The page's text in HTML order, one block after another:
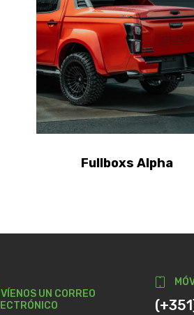
Fullboxs Alpha
UN CORREO